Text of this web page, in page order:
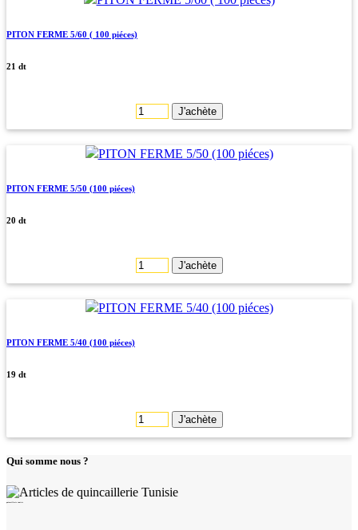
PITON FERME 5/60 ( 100 piéces)
21 dt
J'achète
PITON FERME 5/50 (100 piéces)
20 dt
J'achète
PITON FERME 5/40 (100 piéces)
19 dt
J'achète
Qui somme nous ?